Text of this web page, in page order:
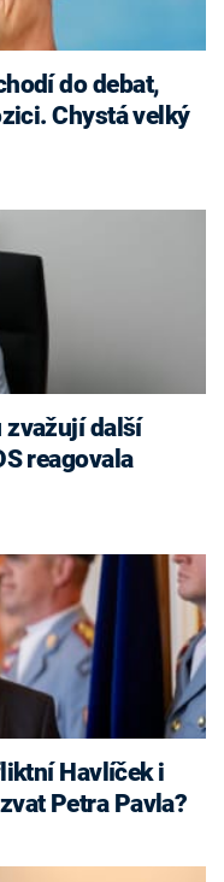
do debat,
Chystá velký
reagovala
Petra Pavla?